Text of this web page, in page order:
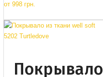
от 998 грн.
Покрывало